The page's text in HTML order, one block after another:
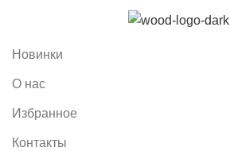
Новинки
О нас
Избранное
Контакты